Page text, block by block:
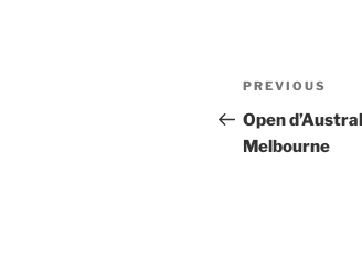
Post
Previous
Post
PREVIOUS
Open
Melbourne